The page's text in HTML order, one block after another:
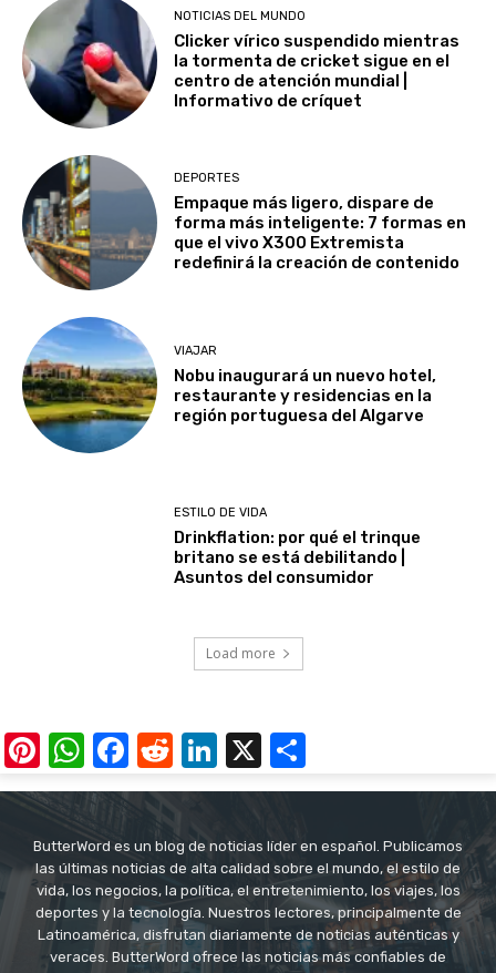
NOTICIAS DEL MUNDO
Clicker vírico suspendido mientras
la tormenta de cricket sigue en el
centro de atención mundial |
Informativo de críquet
DEPORTES
Empaque más ligero, dispare de
forma más inteligente: 7 formas en
que el vivo X300 Extremista
redefinirá la creación de contenido
VIAJAR
Nobu inaugurará un nuevo hotel,
restaurante y residencias en la
región portuguesa del Algarve
ESTILO DE VIDA
Drinkflation: por qué el trinque
britano se está debilitando |
Asuntos del consumidor
Load more
Pinterest
WhatsApp
Facebook
RedditLinkedIn
X
ButterWord es un blog de noticias líder en español. Publicamos
las últimas noticias de alta calidad sobre el mundo, el estilo de
vida, los negocios, la política, el entretenimiento, los viajes, los
deportes y la tecnología. Nuestros lectores, principalmente de
Latinoamérica, disfrutan diariamente de noticias auténticas y
veraces. ButterWord ofrece las noticias más confiables de